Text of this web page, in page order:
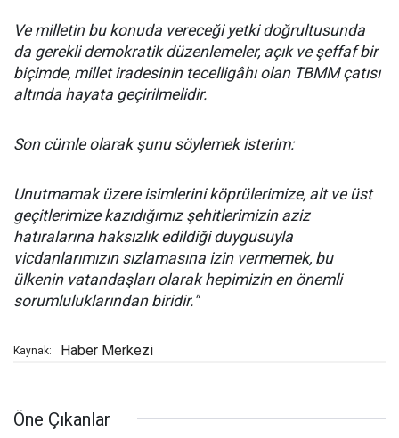
Ve milletin bu konuda vereceği yetki doğrultusunda
da gerekli demokratik düzenlemeler, açık ve şeffaf bir
biçimde, millet iradesinin tecelligâhı olan TBMM çatısı
altında hayata geçirilmelidir.
Son cümle olarak şunu söylemek isterim:
Unutmamak üzere isimlerini köprülerimize, alt ve üst
geçitlerimize kazıdığımız şehitlerimizin aziz
hatıralarına haksızlık edildiği duygusuyla
vicdanlarımızın sızlamasına izin vermemek, bu
ülkenin vatandaşları olarak hepimizin en önemli
sorumluluklarından biridir."
Kaynak: Haber Merkezi
Öne Çıkanlar